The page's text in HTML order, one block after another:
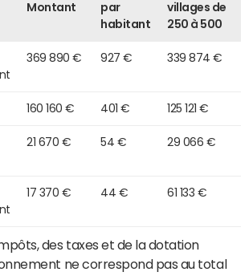
Montant
par
habitant
villages de
250 à 500
369 890 € 927 € 339 874 €
160 160 € 401 € 125 121 €
21 670 € 54 € 29 066 €
17 370 € 44 € 61 133 €
des taxes et de la dotation
ne correspond pas au total